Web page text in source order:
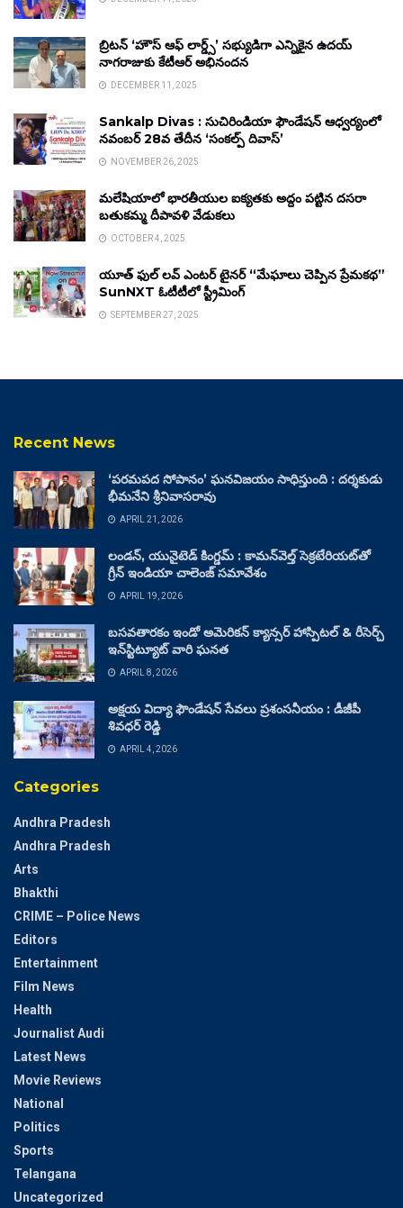
బ్రిటన్ ‘హౌస్ ఆఫ్ లార్డ్స్’ సభ్యుడిగా ఎన్నికైన ఉదయ్
నాగరాజుకు కేటీఆర్ అభినందన
DECEMBER 11, 2025
Sankalp Divas : సుచిరిండియా ఫౌండేషన్ ఆధ్వర్యంలో
నవంబర్ 28వ తేదీన ‘సంకల్ప్ దివాస్’
NOVEMBER 26, 2025
మలేషియాలో భారతీయుల ఐక్యతకు అద్దం పట్టిన దసరా
బతుకమ్మ దీపావళి వేడుకలు
OCTOBER 4, 2025
యూత్ ఫుల్ లవ్ ఎంటర్ టైనర్ “మేఘాలు చెప్పిన ప్రేమకథ”
SunNXT ఓటీటీలో స్ట్రీమింగ్
SEPTEMBER 27, 2025
Recent News
‘పరమపద సోపానం’ ఘనవిజయం సాధిస్తుంది : దర్శకుడు
భీమనేని శ్రీనివాసరావు
APRIL 21, 2026
లండన్, యునైటెడ్ కింగ్డమ్ : కామన్‌వెల్త్ సెక్రటేరియట్‌తో
గ్రీన్ ఇండియా చాలెంజ్ సమావేశం
APRIL 19, 2026
బసవతారకం ఇండో అమెరికన్ క్యాన్సర్ హాస్పిటల్ & రీసెర్చ్
ఇన్‌స్టిట్యూట్ వారి ఘనత
APRIL 8, 2026
అక్షయ విద్యా ఫౌండేషన్ సేవలు ప్రశంసనీయం : డీజీపీ
శివధర్ రెడ్డి
APRIL 4, 2026
Categories
Andhra Pradesh
Andhra Pradesh
Arts
Bhakthi
CRIME – Police News
Editors
Entertainment
Film News
Health
Journalist Audi
Latest News
Movie Reviews
National
Politics
Sports
Telangana
Uncategorized